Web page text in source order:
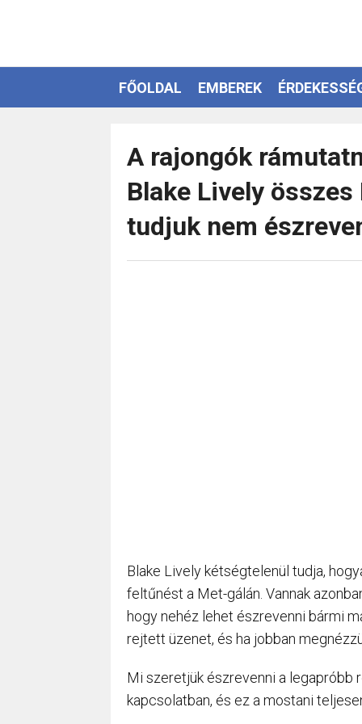
FŐOLDAL EMBEREK
A rajongók
Blake Lively
tudjuk nem
Blake Lively kétségtelenül tudja,
feltűnést a Met-gálán. Vannak
hogy nehéz lehet észrevenni bármi
rejtett üzenet, és ha jobban
Mi szeretjük észrevenni a
kapcsolatban, és ez a mostani